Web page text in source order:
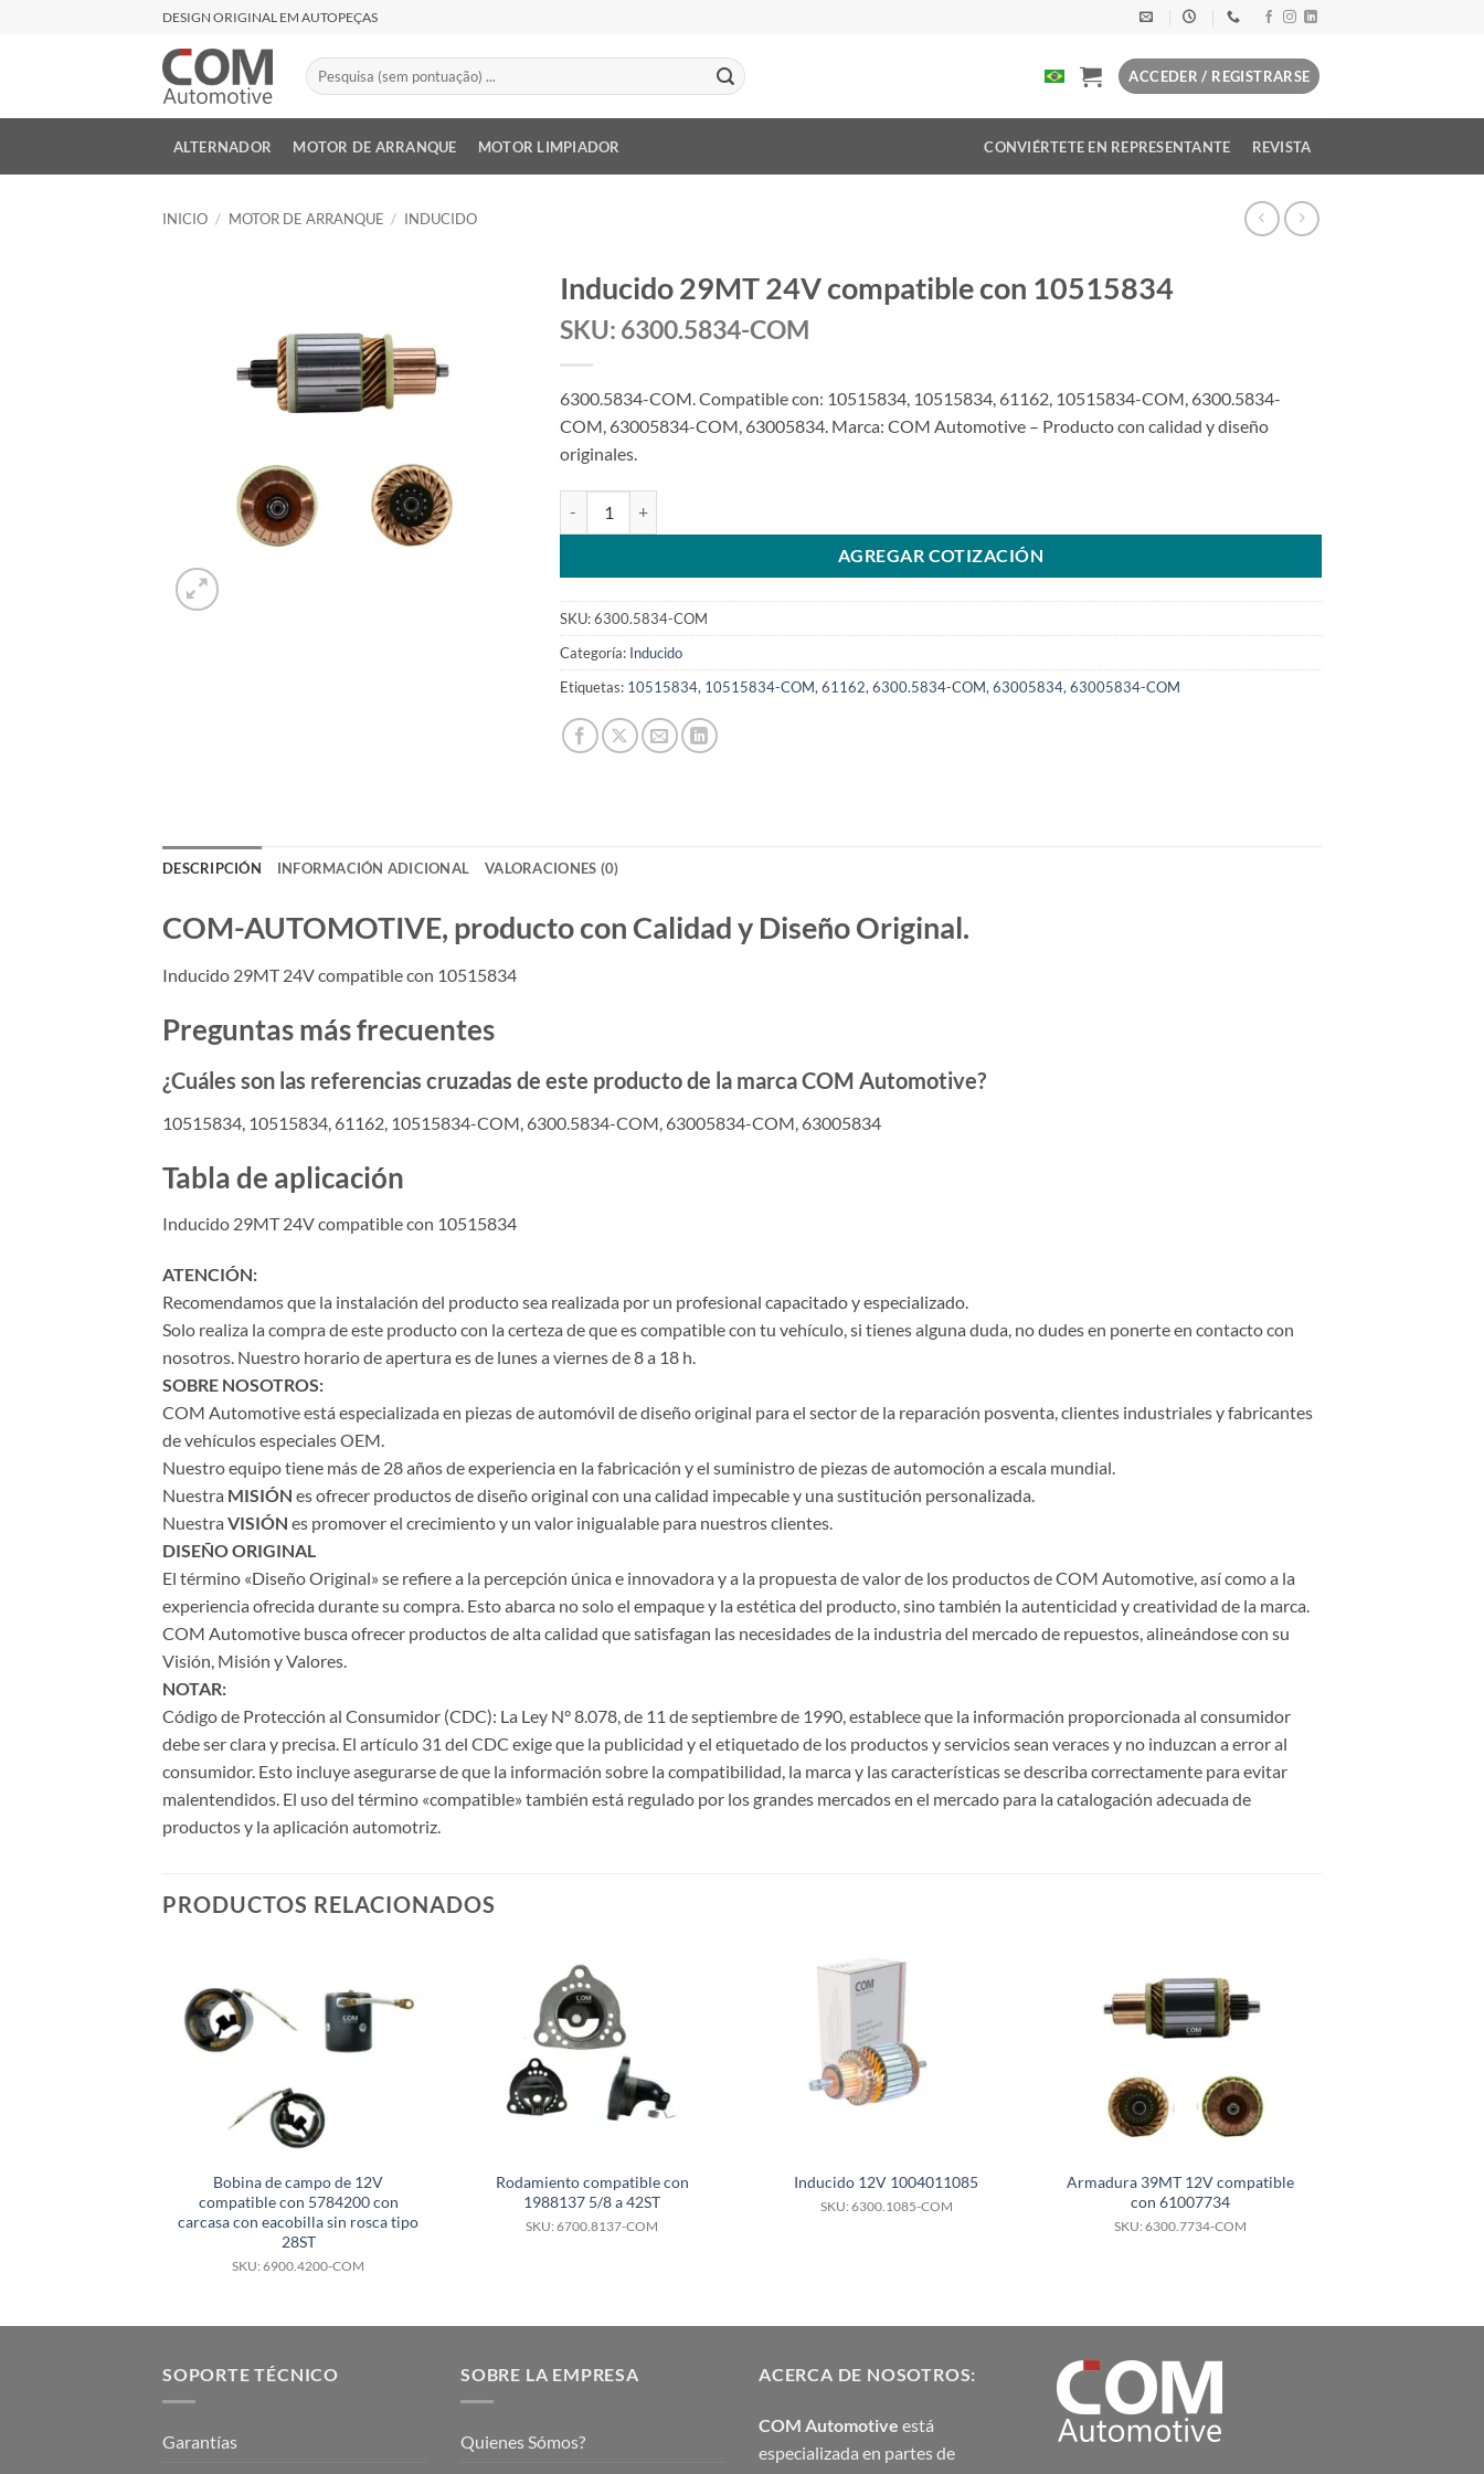
DESIGN ORIGINAL EM AUTOPEÇAS
Buscar
por:
ACCEDER / REGISTRARSE
ALTERNADOR MOTOR DE ARRANQUE MOTOR LIMPIADOR CONVIÉRTETE EN REPRESENTANTE REVISTA
INICIO / MOTOR DE ARRANQUE / INDUCIDO
Inducido 29MT 24V compatible con 10515834
SKU: 6300.5834-COM
6300.5834-COM. Compatible con: 10515834, 10515834, 61162, 10515834-COM, 6300.5834-
COM, 63005834-COM, 63005834. Marca: COM Automotive – Producto con calidad y diseño
originales.
AGREGAR COTIZACIÓN
SKU:6300.5834-COM
Categoría: Inducido
Etiquetas: 10515834, 10515834-COM, 61162, 6300.5834-COM, 63005834, 63005834-COM
DESCRIPCIÓN INFORMACIÓN ADICIONAL VALORACIONES (0)
COM-AUTOMOTIVE, producto con Calidad y Diseño Original.
Inducido 29MT 24V compatible con 10515834
Preguntas más frecuentes
¿Cuáles son las referencias cruzadas de este producto de la marca COM Automotive?
10515834, 10515834, 61162, 10515834-COM, 6300.5834-COM, 63005834-COM, 63005834
Tabla de aplicación
Inducido 29MT 24V compatible con 10515834
ATENCIÓN:
Recomendamos que la instalación del producto sea realizada por un profesional capacitado y especializado.
Solo realiza la compra de este producto con la certeza de que es compatible con tu vehículo, si tienes alguna duda, no dudes en ponerte en contacto con
nosotros. Nuestro horario de apertura es de lunes a viernes de 8 a 18 h.
SOBRE NOSOTROS:
COM Automotive está especializada en piezas de automóvil de diseño original para el sector de la reparación posventa, clientes industriales y fabricantes
de vehículos especiales OEM.
Nuestro equipo tiene más de 28 años de experiencia en la fabricación y el suministro de piezas de automoción a escala mundial.
Nuestra MISIÓN es ofrecer productos de diseño original con una calidad impecable y una sustitución personalizada.
Nuestra VISIÓN es promover el crecimiento y un valor inigualable para nuestros clientes.
DISEÑO ORIGINAL
El término «Diseño Original» se refiere a la percepción única e innovadora y a la propuesta de valor de los productos de COM Automotive, así como a la
experiencia ofrecida durante su compra. Esto abarca no solo el empaque y la estética del producto, sino también la autenticidad y creatividad de la marca.
COM Automotive busca ofrecer productos de alta calidad que satisfagan las necesidades de la industria del mercado de repuestos, alineándose con su
Visión, Misión y Valores.
NOTAR:
Código de Protección al Consumidor (CDC): La Ley N° 8.078, de 11 de septiembre de 1990, establece que la información proporcionada al consumidor
debe ser clara y precisa. El artículo 31 del CDC exige que la publicidad y el etiquetado de los productos y servicios sean veraces y no induzcan a error al
consumidor. Esto incluye asegurarse de que la información sobre la compatibilidad, la marca y las características se describa correctamente para evitar
malentendidos. El uso del término «compatible» también está regulado por los grandes mercados en el mercado para la catalogación adecuada de
productos y la aplicación automotriz.
PRODUCTOS RELACIONADOS
Bobina de campo de 12V
compatible con 5784200 con
carcasa con eacobilla sin rosca tipo
28ST
SKU: 6900.4200-COM
Rodamiento compatible con
1988137 5/8 a 42ST
SKU: 6700.8137-COM
Inducido 12V 1004011085
SKU: 6300.1085-COM
Armadura 39MT 12V compatible
con 61007734
SKU: 6300.7734-COM
SOPORTE TÉCNICO
Garantías
SOBRE LA EMPRESA
Quienes Sómos?
ACERCA DE NOSOTROS:
COM Automotive está
especializada en partes de